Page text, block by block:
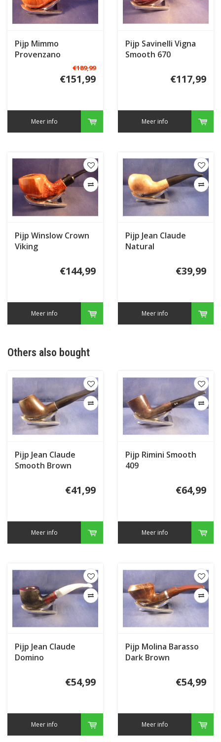
Pijp Mimmo
Provenzano
€189,99
€151,99
Meer info
Pijp Savinelli Vigna
Smooth 670
€117,99
Meer info
Pijp Winslow Crown
Viking
€144,99
Meer info
Pijp Jean Claude
Natural
€39,99
Meer info
Others also bought
Pijp Jean Claude
Smooth Brown
€41,99
Meer info
Pijp Rimini Smooth
409
€64,99
Meer info
Pijp Jean Claude
Domino
€54,99
Meer info
Pijp Molina Barasso
Dark Brown
€54,99
Meer info